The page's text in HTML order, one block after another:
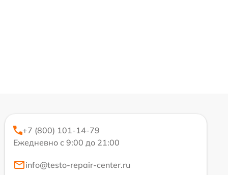
+7 (800) 101-14-79
Ежедневно с 9:00 до 21:00
info@testo-repair-center.ru